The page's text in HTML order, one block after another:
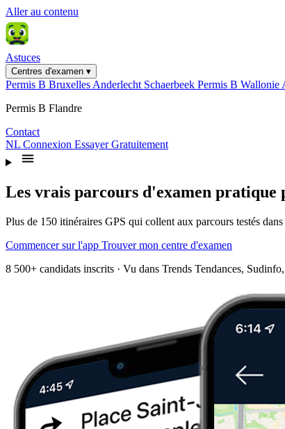
Aller au contenu
Astuces
Centres d'examen ▾
Permis B Bruxelles Anderlecht Schaerbeek Permis B Wallonie
Permis B Flandre
Contact
NL Connexion Essayer Gratuitement
Les vrais parcours d'examen
Plus de 150 itinéraires GPS qui collent aux parcours testés
Commencer sur l'app Trouver mon centre d'examen
8 500+ candidats inscrits · Vu dans Trends Tendances,